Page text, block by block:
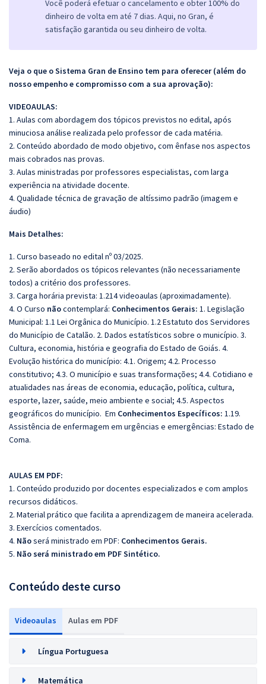
Você poderá efetuar o cancelamento e obter 100% do
dinheiro de volta em até 7 dias. Aqui, no Gran, é
satisfação garantida ou seu dinheiro de volta.
Veja o que o Sistema Gran de Ensino tem para oferecer (além do
nosso empenho e compromisso com a sua aprovação):
VIDEOAULAS:
1. Aulas com abordagem dos tópicos previstos no edital, após
minuciosa análise realizada pelo professor de cada matéria.
2. Conteúdo abordado de modo objetivo, com ênfase nos aspectos
mais cobrados nas provas.
3. Aulas ministradas por professores especialistas, com larga
experiência na atividade docente.
4. Qualidade técnica de gravação de altíssimo padrão (imagem e
áudio)
Mais Detalhes:
1. Curso baseado no edital nº 03/2025.
2. Serão abordados os tópicos relevantes (não necessariamente
todos) a critério dos professores.
3. Carga horária prevista: 1.214 videoaulas (aproximadamente).
4. O Curso nãocontemplará: Conhecimentos Gerais: 1. Legislação
Municipal: 1.1 Lei Orgânica do Município. 1.2 Estatuto dos Servidores
do Município de Catalão. 2. Dados estatísticos sobre o município. 3.
Cultura, economia, história e geografia do Estado de Goiás. 4.
Evolução histórica do município: 4.1. Origem; 4.2. Processo
constitutivo; 4.3. O município e suas transformações; 4.4. Cotidiano e
atualidades nas áreas de economia, educação, política, cultura,
esporte, lazer, saúde, meio ambiente e social; 4.5. Aspectos
geográficos do município. Em Conhecimentos Específicos: 1.19.
Assistência de enfermagem em urgências e emergências: Estado de
Coma.
AULAS EM PDF:
1. Conteúdo produzido por docentes especializados e com amplos
recursos didáticos.
2. Material prático que facilita a aprendizagem de maneira acelerada.
3. Exercícios comentados.
4. Nãoserá ministrado em PDF: Conhecimentos Gerais.
5. Não será ministrado em PDF Sintético.
Conteúdo deste curso
Videoaulas Aulas em PDF
Língua Portuguesa
Matemática